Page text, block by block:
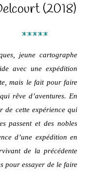
(2018)
*****
jeune cartographe
avec une expédition
mais le fait pour faire
rêve d’aventures. En
de cette expérience qui
passent et des nobles
d’une expédition en
de la précédente
pour essayer de le faire